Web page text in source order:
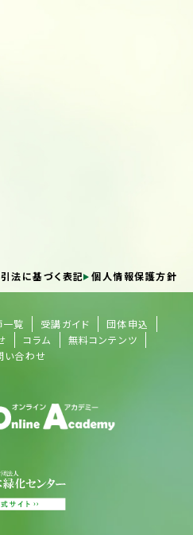
法に基づく表記 個人情報保護方針
一覧 受講ガイド
団体申込
コラム
無料コンテンツ
い合わせ